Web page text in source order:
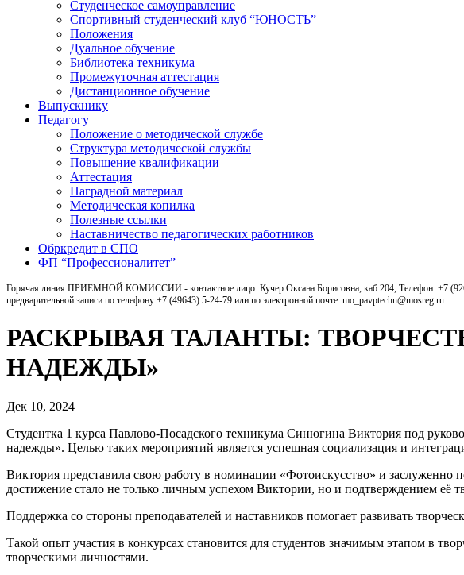
Студенческое самоуправление
Спортивный студенческий клуб “ЮНОСТЬ”
Положения
Дуальное обучение
Библиотека техникума
Промежуточная аттестация
Дистанционное обучение
Выпускнику
Педагогу
Положение о методической службе
Структура методической службы
Повышение квалификации
Аттестация
Наградной материал
Методическая копилка
Полезные ссылки
Наставничество педагогических работников
Обркредит в СПО
ФП “Профессионалитет”
Горячая линия ПРИЕМНОЙ КОМИССИИ - контактное лицо: Кучер Оксана Борисовна, каб 204, Телефон: +7
предварительной записи по телефону +7 (49643) 5-24-79 или по электронной почте: mo_pavptechn@mosreg.ru
РАСКРЫВАЯ ТАЛАНТЫ:
НАДЕЖДЫ»
Дек 10, 2024
Студентка 1 курса Павлово-Посадского техникума Синюгина Виктория под
надежды». Целью таких мероприятий является успешная социализация и
Виктория представила свою работу в номинации «Фотоискусство» и
достижение стало не только личным успехом Виктории, но и подтверждением её
Поддержка со стороны преподавателей и наставников помогает развивать
Такой опыт участия в конкурсах становится для студентов значимым этапом в
творческими личностями.